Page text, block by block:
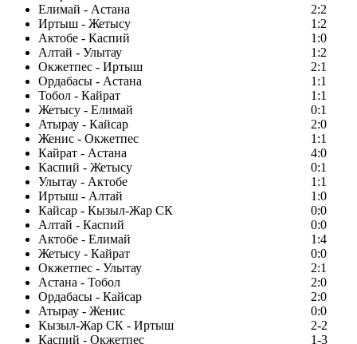
Елимай - Астана
2:2
Иртыш - Жетысу
1:2
Актобе - Каспий
1:0
Алтай - Улытау
1:2
Окжетпес - Иртыш
2:1
Ордабасы - Астана
1:1
Тобол - Кайрат
1:1
Жетысу - Елимай
0:1
Атырау - Кайсар
2:0
Женис - Окжетпес
1:1
Кайрат - Астана
4:0
Каспий - Жетысу
0:1
Улытау - Актобе
1:1
Иртыш - Алтай
1:0
Кайсар - Кызыл-Жар СК
0:0
Алтай - Каспий
0:0
Актобе - Елимай
1:4
Жетысу - Кайрат
0:0
Окжетпес - Улытау
2:1
Астана - Тобол
2:0
Ордабасы - Кайсар
2:0
Атырау - Женис
0:0
Кызыл-Жар СК - Иртыш
2-2
Каспий - Окжетпес
1-3